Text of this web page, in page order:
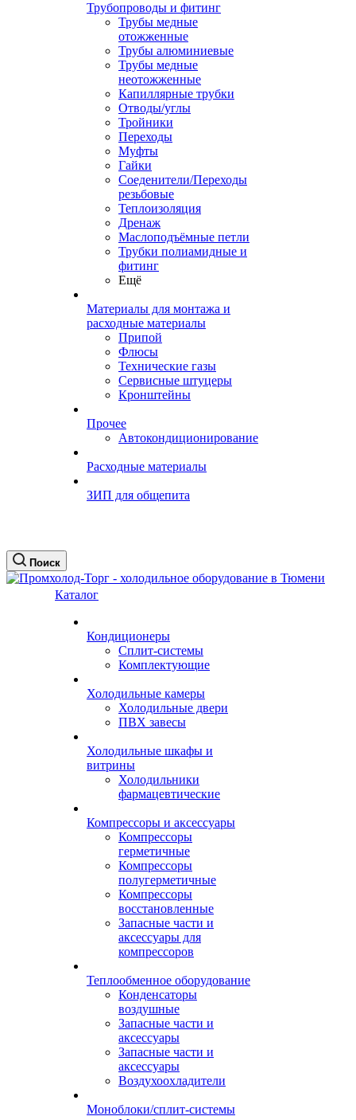
Трубопроводы и фитинг
Трубы медные
отожженные
Трубы алюминиевые
Трубы медные
неотожженные
Капиллярные трубки
Отводы/углы
Тройники
Переходы
Муфты
Гайки
Соеденители/Переходы
резьбовые
Теплоизоляция
Дренаж
Маслоподъёмные петли
Трубки полиамидные и
фитинг
Ещё
Материалы для монтажа и
расходные материалы
Припой
Флюсы
Технические газы
Сервисные штуцеры
Кронштейны
Прочее
Автокондиционирование
Расходные материалы
ЗИП для общепита
Поиск
Каталог
Кондиционеры
Сплит-системы
Комплектующие
Холодильные камеры
Холодильные двери
ПВХ завесы
Холодильные шкафы и
витрины
Холодильники
фармацевтические
Компрессоры и аксессуары
Компрессоры
герметичные
Компрессоры
полугерметичные
Компрессоры
восстановленные
Запасные части и
аксессуары для
компрессоров
Теплообменное оборудование
Конденсаторы
воздушные
Запасные части и
аксессуары
Запасные части и
аксессуары
Воздухоохладители
Моноблоки/сплит-системы